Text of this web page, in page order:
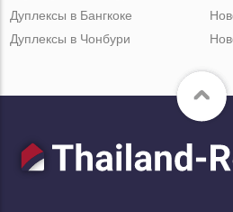
Дуплексы в Бангкоке
Дуплексы в Чонбури